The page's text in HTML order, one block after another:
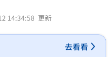
14:34:58 更新
去看看